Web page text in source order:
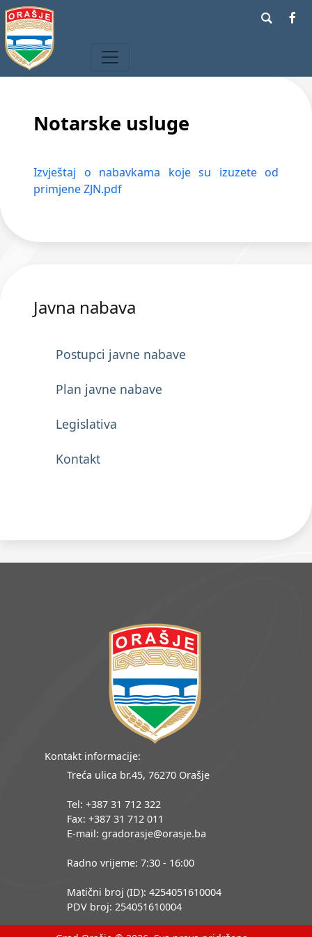
Notarske usluge
Izvještaj o nabavkama koje su izuzete od
primjene ZJN.pdf
Javna nabava
Postupci javne nabave
Plan javne nabave
Legislativa
Kontakt
Kontakt informacije:
Treća ulica br.45, 76270 Orašje
Tel: +387 31 712 322
Fax: +387 31 712 011
E-mail: gradorasje@orasje.ba
Radno vrijeme: 7:30 - 16:00
Matični broj (ID): 4254051610004
PDV broj: 254051610004